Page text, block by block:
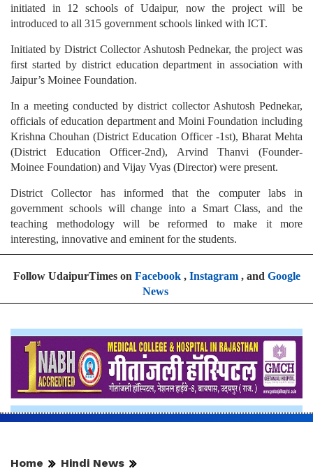
initiated in 12 schools of Udaipur, now the project will be
introduced to all 315 government schools linked with ICT.
Initiated by District Collector Ashutosh Pednekar, the project was
first started by district education department in association with
Jaipur’s Moinee Foundation.
In a meeting conducted by district collector Ashutosh Pednekar,
officials of education department and Moini Foundation including
Krishna Chouhan (District Education Officer -1st), Bharat Mehta
(District Education Officer-2nd), Arvind Thanvi (Founder-
Moinee Foundation) and Vijay Vyas (Director) were present.
District Collector has informed that the computer labs in
government schools will change into a Smart Class, and the
teaching methodology will be reformed to make it more
interesting, innovative and eminent for the students.
Follow UdaipurTimes on Facebook, Instagram, and Google
News
Home Hindi News